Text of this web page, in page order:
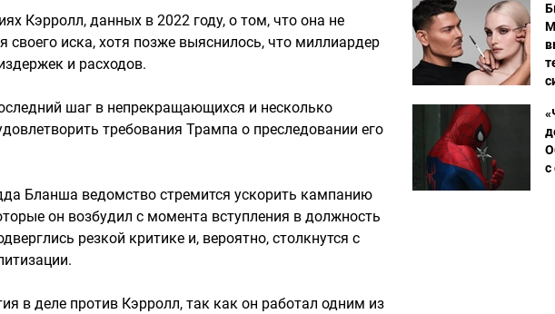
Кэрролл, данных в 2022 году, о том, что она не
иска, хотя позже выяснилось, что миллиардер
и расходов.
шаг в непрекращающихся и несколько
требования Трампа о преследовании его
Бланша ведомство стремится ускорить кампанию
он возбудил с момента вступления в должность
резкой критике и, вероятно, столкнутся с
в деле против Кэрролл, так как он работал одним из
с